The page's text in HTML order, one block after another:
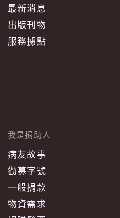
最新消息
出版刊物
服務據點
我是捐助人
病友故事
勸募字號
一般捐款
物資需求